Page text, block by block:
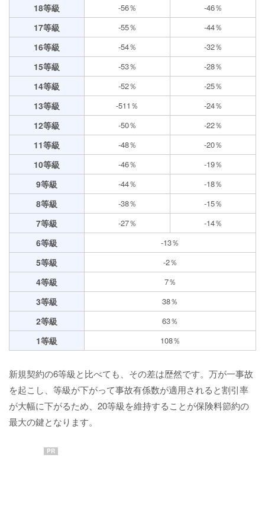
18等級 -56％ -46％
17等級 -55％ -44％
16等級 -54％ -32％
15等級 -53％ -28％
14等級 -52％ -25％
13等級 -511％ -24％
12等級 -50％ -22％
11等級 -48％ -20％
10等級 -46％ -19％
9等級 -44％ -18％
8等級 -38％ -15％
7等級 -27％ -14％
6等級 -13％
5等級 -2％
4等級 7％
3等級 38％
2等級 63％
1等級 108％
新規契約の6等級と比べても、その差は歴然です。万が一事故
を起こし、等級が下がって事故有係数が適用されると割引率
が大幅に下がるため、20等級を維持することが保険料節約の
最大の鍵となります。
PR